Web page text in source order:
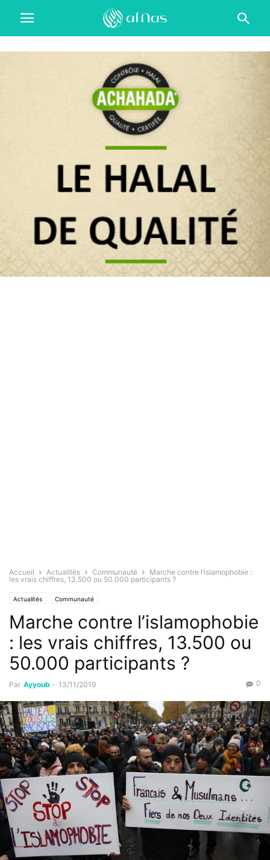
Accueil Actualités Communauté
Marche contre l’islamophobie :
les vrais chiffres, 13.500 ou 50.000 participants ?
Actualités Communauté
Marche contre l’islamophobie
: les vrais chiffres, 13.500 ou
50.000 participants ?
Par Ayyoub - 13/11/2019 0